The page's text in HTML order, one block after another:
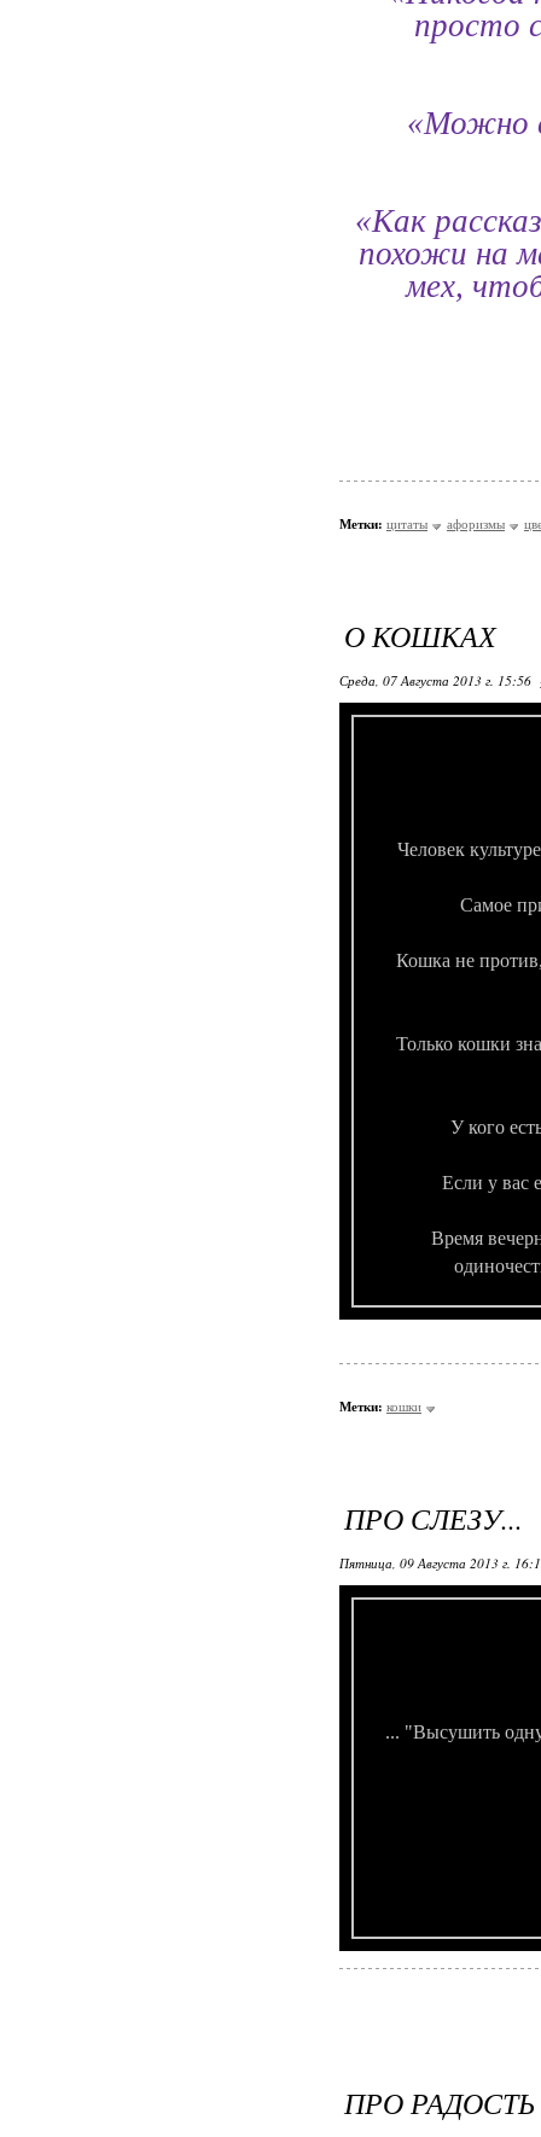
просто
«Можно
«Как
похожи на
мех,
Метки: цитаты афоризмы
О КОШКАХ
Среда, 07 Августа 2013 г. 15:56
Человек
Самое
Кошка не
Только кошки
У кого
Если у вас
Время
Метки: кошки
ПРО СЛЕЗУ...
Пятница, 09 Августа 2013 г.
... "Высушить
ПРО